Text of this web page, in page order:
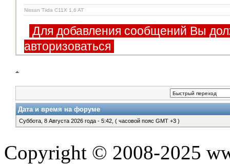
Nissan Tiida C11X 1,6 AT
Для добавления сообщений Вы
авторизоваться
Дата и время на форуме
Суббота, 8 Августа 2026 года - 5:42, ( часовой пояс GMT +3 )
Copyright © 2008-2025